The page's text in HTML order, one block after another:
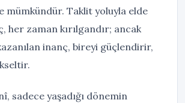
mümkündür. Taklit yoluyla elde
her zaman kırılgandır; ancak
inanç, bireyi güçlendirir,
sadece yaşadığı dönemin